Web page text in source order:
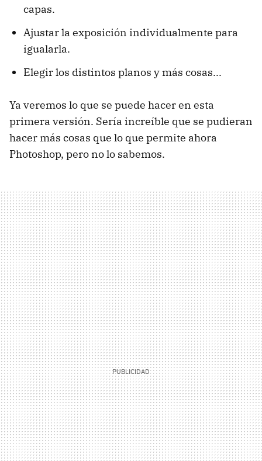
capas.
Ajustar la exposición individualmente para
igualarla.
Elegir los distintos planos y más cosas...
Ya veremos lo que se puede hacer en esta
primera versión. Sería increíble que se pudieran
hacer más cosas que lo que permite ahora
Photoshop, pero no lo sabemos.